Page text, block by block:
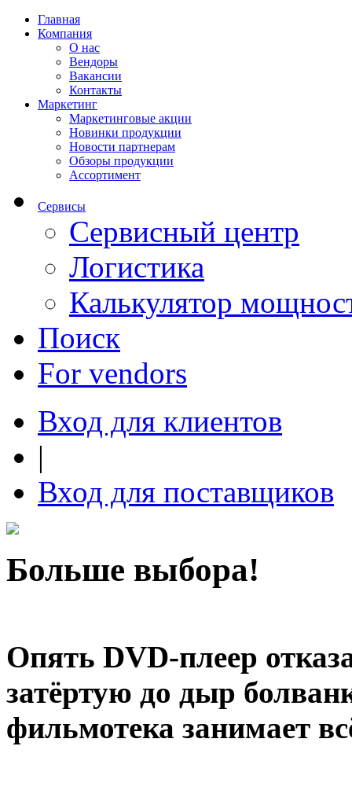
Главная
Компания
О нас
Вендоры
Вакансии
Контакты
Маркетинг
Маркетинговые акции
Новинки продукции
Новости партнерам
Обзоры продукции
Ассортимент
Сервисы
Сервисный центр
Логистика
Калькулятор
Поиск
For vendors
Вход для клиентов
|
Вход для поставщиков
Больше выбора!
Опять DVD-плеер
затёртую до дыр
фильмотека занимает